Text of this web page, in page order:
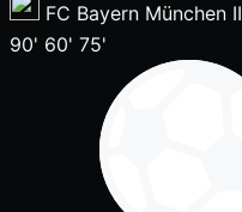
FC Bayern München II
90' 60' 75'